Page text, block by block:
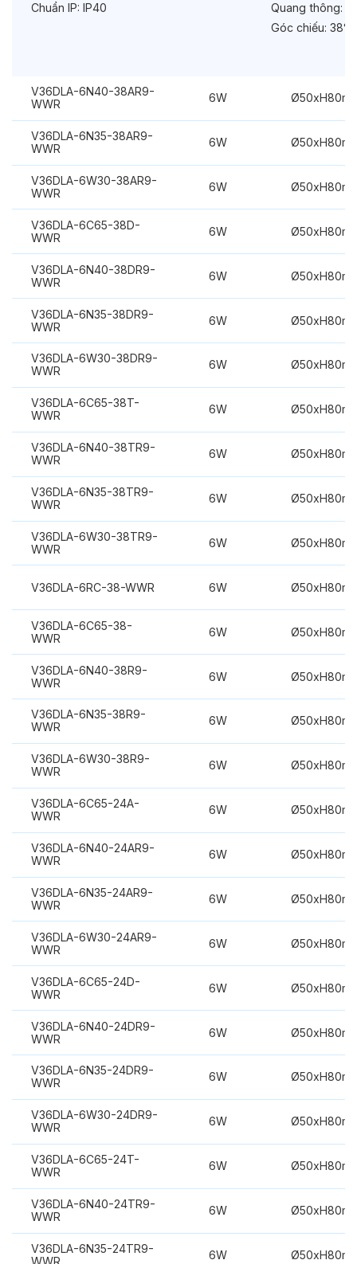
Chuẩn IP: IP40
Quang thông:
Góc chiếu: 38°
V36DLA-6N40-38AR9-
WWR
6W
V36DLA-6N35-38AR9-
WWR
6W
V36DLA-6W30-38AR9-
WWR
6W
V36DLA-6C65-38D-
WWR
6W
V36DLA-6N40-38DR9-
WWR
6W
V36DLA-6N35-38DR9-
WWR
6W
V36DLA-6W30-38DR9-
WWR
6W
V36DLA-6C65-38T-
WWR
6W
V36DLA-6N40-38TR9-
WWR
6W
V36DLA-6N35-38TR9-
WWR
6W
V36DLA-6W30-38TR9-
WWR
6W
V36DLA-6RC-38-WWR 6W
V36DLA-6C65-38-
WWR
6W
V36DLA-6N40-38R9-
WWR
6W
V36DLA-6N35-38R9-
WWR
6W
V36DLA-6W30-38R9-
WWR
6W
V36DLA-6C65-24A-
WWR
6W
V36DLA-6N40-24AR9-
WWR
6W
V36DLA-6N35-24AR9-
WWR
6W
V36DLA-6W30-24AR9-
WWR
6W
V36DLA-6C65-24D-
WWR
6W
V36DLA-6N40-24DR9-
WWR
6W
V36DLA-6N35-24DR9-
WWR
6W
V36DLA-6W30-24DR9-
WWR
6W
V36DLA-6C65-24T-
WWR
6W
V36DLA-6N40-24TR9-
WWR
6W
V36DLA-6N35-24TR9-
WWR
6W